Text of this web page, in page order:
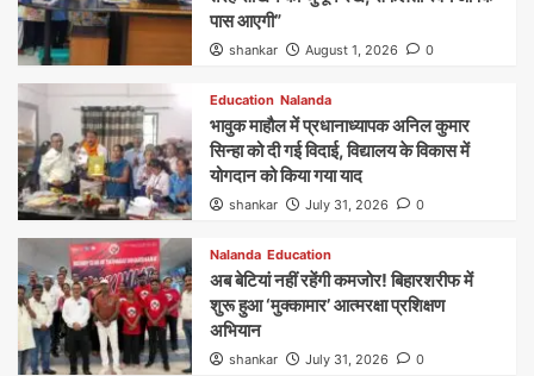
पास आएगी”
shankar August 1, 2026 0
Education Nalanda
भावुक माहौल में प्रधानाध्यापक अनिल कुमार
सिन्हा को दी गई विदाई, विद्यालय के विकास में
योगदान को किया गया याद
shankar July 31, 2026 0
Nalanda Education
अब बेटियां नहीं रहेंगी कमजोर! बिहारशरीफ में
शुरू हुआ ‘मुक्कामार’ आत्मरक्षा प्रशिक्षण
अभियान
shankar July 31, 2026 0